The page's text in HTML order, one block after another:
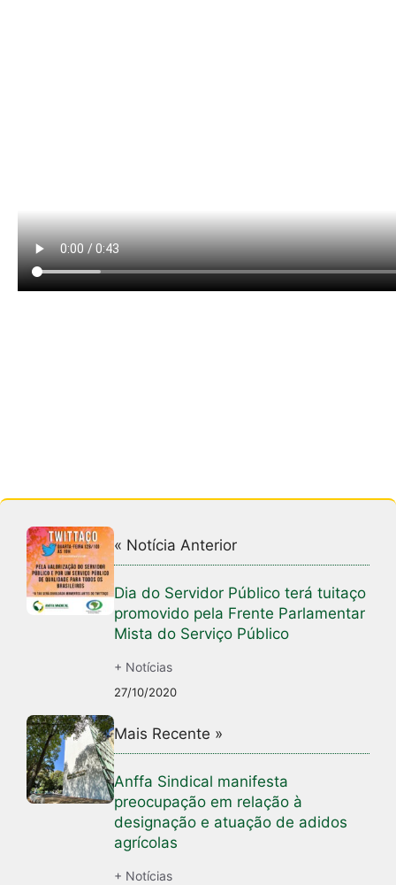
« Notícia Anterior
Dia do Servidor Público terá tuitaço
promovido pela Frente Parlamentar
Mista do Serviço Público
+ Notícias
27/10/2020
Mais Recente »
Anffa Sindical manifesta
preocupação em relação à
designação e atuação de adidos
agrícolas
+ Notícias